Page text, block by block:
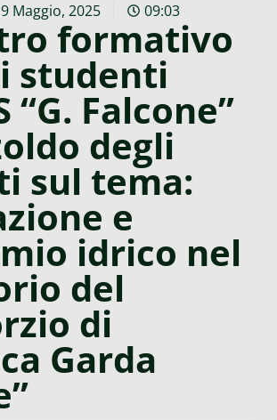
Maggio, 2025 09:03
formativo
studenti
“G. Falcone”
degli
sul tema:
e
idrico nel
del
di
Garda